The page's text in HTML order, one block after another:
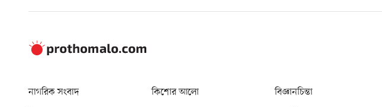
নাগরিক সংবাদ কিশোর আলো বিজ্ঞানচিন্তা